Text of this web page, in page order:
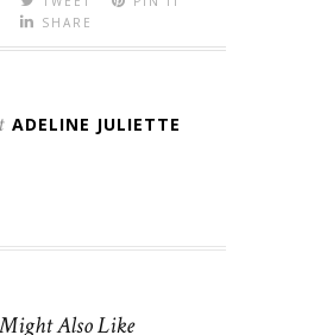
SHARE
ADELINE JULIETTE
Also Like